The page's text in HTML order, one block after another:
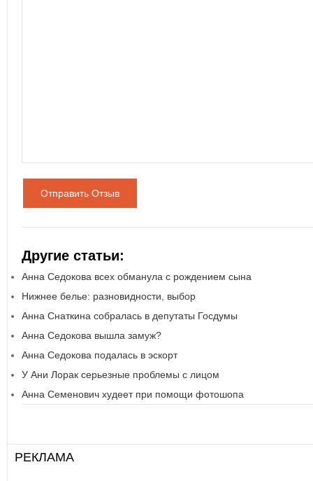
Отправить Отзыв
Другие статьи:
Анна Седокова всех обманула с рождением сына
Нижнее белье: разновидности, выбор
Анна Снаткина собралась в депутаты Госдумы
Анна Седокова вышла замуж?
Анна Седокова подалась в эскорт
У Ани Лорак серьезные проблемы с лицом
Анна Семенович худеет при помощи фотошопа
РЕКЛАМА